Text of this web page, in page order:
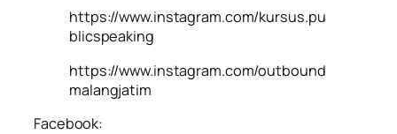
https://www.instagram.com/kursus.pu
blicspeaking
https://www.instagram.com/outbound
malangjatim
Facebook: